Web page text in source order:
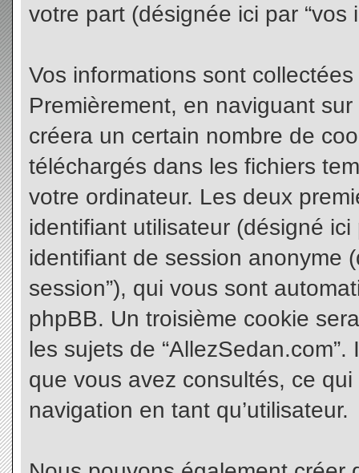
votre part (désignée ici par “vos
Vos informations sont
Premièrement, en naviguant
créera un certain nombre de
téléchargés dans les fichiers
votre ordinateur. Les deux
identifiant utilisateur (désigné ici
identifiant de session anonyme
session”), qui vous sont
phpBB. Un troisième cookie
les sujets de
que vous avez consultés, ce
navigation en tant qu’utilisateur.